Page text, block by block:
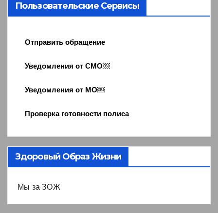
Пользовательские Сервисы
Отправить обращение
Уведомления от СМО￼
Уведомления от МО￼
Проверка готовности полиса
Здоровый Образ Жизни
Мы за ЗОЖ